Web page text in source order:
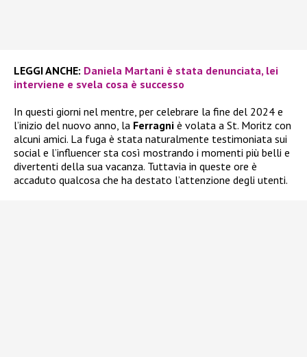
LEGGI ANCHE: Daniela Martani è stata denunciata, lei
interviene e svela cosa è successo
In questi giorni nel mentre, per celebrare la fine del 2024 e
l’inizio del nuovo anno, la Ferragni è volata a St. Moritz con
alcuni amici. La fuga è stata naturalmente testimoniata sui
social e l’influencer sta così mostrando i momenti più belli e
divertenti della sua vacanza. Tuttavia in queste ore è
accaduto qualcosa che ha destato l’attenzione degli utenti.